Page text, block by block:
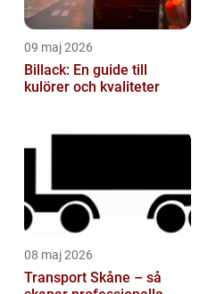
09 maj 2026
Billack: En guide till
kulörer och kvaliteter
08 maj 2026
Transport Skåne – så